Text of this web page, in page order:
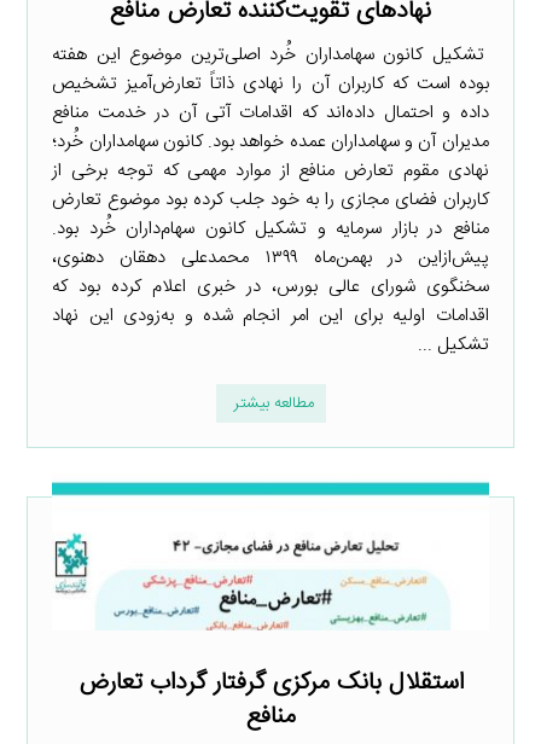
نهادهای تقویت‌کننده تعارض منافع
تشکیل کانون سهامداران خُرد اصلی‌ترین موضوع این هفته
بوده است که کاربران آن را نهادی ذاتاً تعارض‌آمیز تشخیص
داده و احتمال داده‌اند که اقدامات آتی آن در خدمت منافع
مدیران آن و سهامداران عمده خواهد بود. کانون سهامداران خُرد؛
نهادی مقوم تعارض منافع از موارد مهمی که توجه برخی از
کاربران فضای مجازی را به خود جلب کرده بود موضوع تعارض
منافع در بازار سرمایه و تشکیل کانون سهام‌داران خُرد بود.
پیش‌ازاین در بهمن‌ماه ۱۳۹۹ محمدعلی دهقان دهنوی،
سخنگوی شورای عالی بورس، در خبری اعلام کرده بود که
اقدامات اولیه برای این امر انجام شده و به‌زودی این نهاد
تشکیل ...
مطالعه بیشتر
استقلال بانک مرکزی گرفتار گرداب تعارض
منافع